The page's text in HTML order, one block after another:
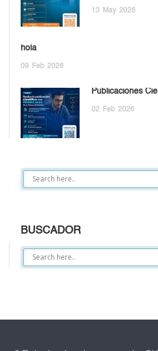
13 May 2026
hola
09 Feb 2026
Publicaciones
02 Feb 2026
BUSCADOR